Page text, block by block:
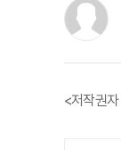
<저작권